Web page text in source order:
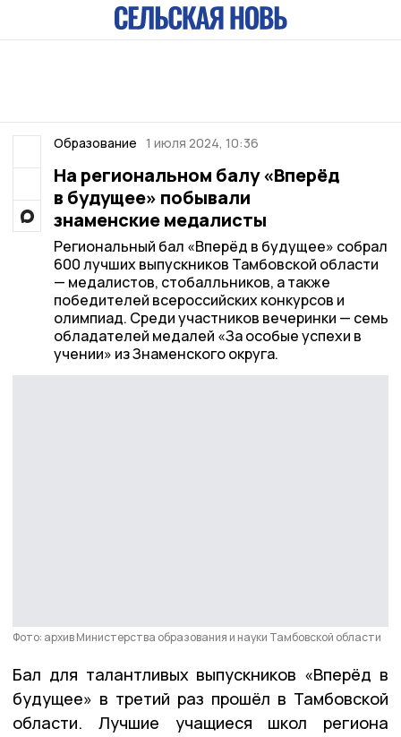
Образование 1 июля 2024, 10:36
На региональном балу «Вперёд
в будущее» побывали
знаменские медалисты
Региональный бал «Вперёд в будущее» собрал
600 лучших выпускников Тамбовской области
— медалистов, стобалльников, а также
победителей всероссийских конкурсов и
олимпиад. Среди участников вечеринки — семь
обладателей медалей «За особые успехи в
учении» из Знаменского округа.
Фото: архив Министерства образования и науки Тамбовской области
Бал для талантливых выпускников «Вперёд в
будущее» в третий раз прошёл в Тамбовской
области. Лучшие учащиеся школ региона